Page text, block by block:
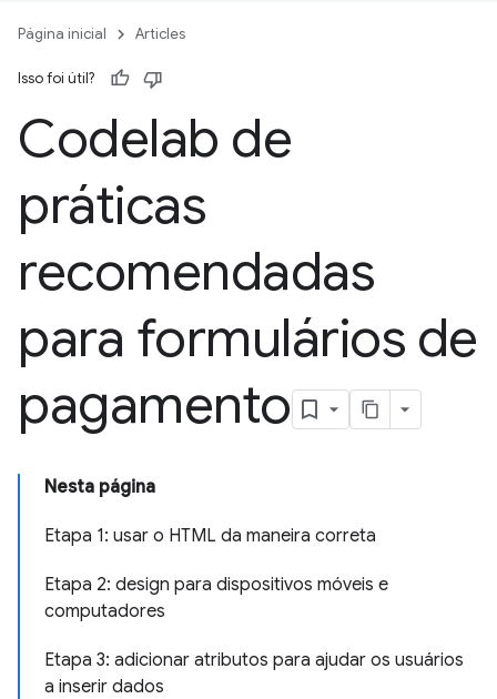
Página inicial Articles
Isso foi útil?
Codelab de
práticas
recomendadas
para formulários de
pagamento
Nesta página
Etapa 1: usar o HTML da maneira correta
Etapa 2: design para dispositivos móveis e
computadores
Etapa 3: adicionar atributos para ajudar os usuários
a inserir dados